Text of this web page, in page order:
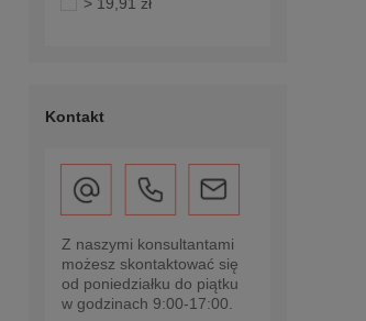
Kontakt
Z naszymi konsultantami
możesz skontaktować się
od poniedziałku do piątku
w godzinach 9:00-17:00.